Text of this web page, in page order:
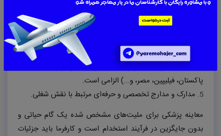
دو قطعه عکس در ابعاد ۶
نسخه مجوز نیروی کار صادر شده توسط وزارت نیروی
گواهی پزشکی اصلی و کپی آن، تأیید شده توسط وزارت
بهداشت عمان، که برای ملیت‌های خاصی (از جمله هند،
پاکستان، فیلیپین، مصر، و...) الزامی است.
مدارک و مدارج تخصصی و حرفه‌ای مرتبط با نقش شغلی.
معاینه پزشکی برای ملیت‌های مشخص شده یک گام حیاتی و
بدون جایگزین در فرآیند استخدام است و کارفرما باید جزئیات